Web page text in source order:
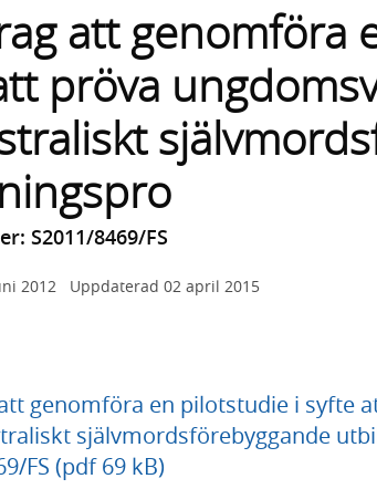
att genomföra
pröva
S2011/8469/FS
2012 Uppdaterad 02 april 2015
genomföra en pilotstudie i syfte
självmordsförebyggande
FS (pdf 69 kB)